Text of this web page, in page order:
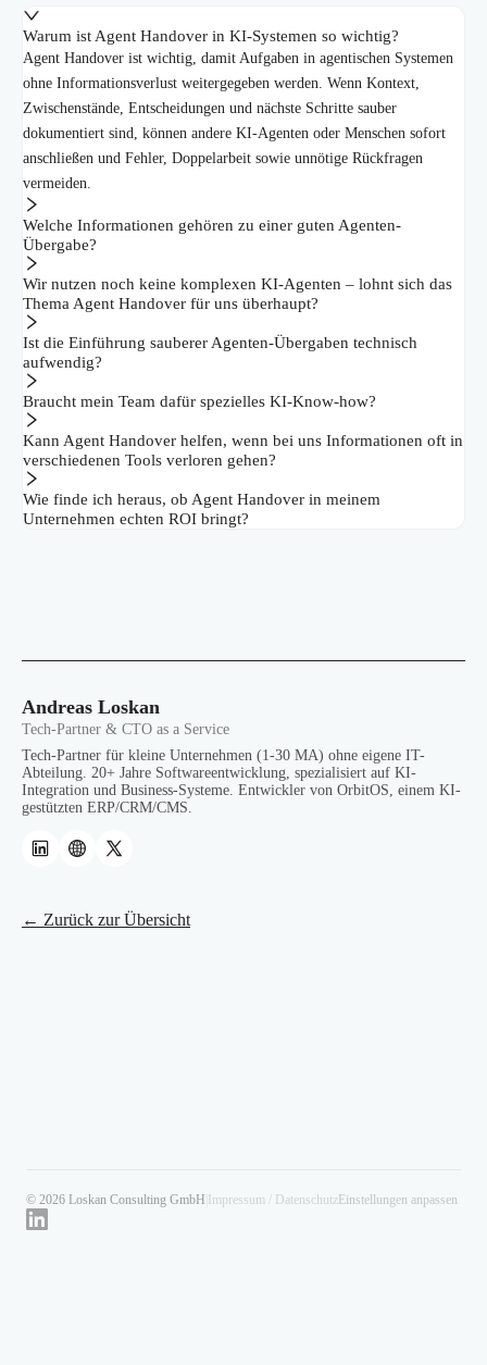
Warum ist Agent Handover in KI-Systemen so wichtig?
Agent Handover ist wichtig, damit Aufgaben in agentischen Systemen
ohne Informationsverlust weitergegeben werden. Wenn Kontext,
Zwischenstände, Entscheidungen und nächste Schritte sauber
dokumentiert sind, können andere KI-Agenten oder Menschen sofort
anschließen und Fehler, Doppelarbeit sowie unnötige Rückfragen
vermeiden.
Welche Informationen gehören zu einer guten Agenten-
Übergabe?
Wir nutzen noch keine komplexen KI-Agenten – lohnt sich das
Thema Agent Handover für uns überhaupt?
Ist die Einführung sauberer Agenten-Übergaben technisch
aufwendig?
Braucht mein Team dafür spezielles KI-Know-how?
Kann Agent Handover helfen, wenn bei uns Informationen oft in
verschiedenen Tools verloren gehen?
Wie finde ich heraus, ob Agent Handover in meinem
Unternehmen echten ROI bringt?
Andreas Loskan
Tech-Partner & CTO as a Service
Tech-Partner für kleine Unternehmen (1-30 MA) ohne eigene IT-
Abteilung. 20+ Jahre Softwareentwicklung, spezialisiert auf KI-
Integration und Business-Systeme. Entwickler von OrbitOS, einem KI-
gestützten ERP/CRM/CMS.
← Zurück zur Übersicht
© 2026 Loskan Consulting GmbH Impressum / Datenschutz Einstellungen anpassen